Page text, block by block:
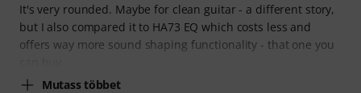
It's very rounded. Maybe for clean guitar - a different story,
but I also compared it to HA73 EQ which costs less and
offers way more sound shaping functionality - that one you
Mutass többet